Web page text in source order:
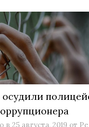
в 25 августа, 2019 от